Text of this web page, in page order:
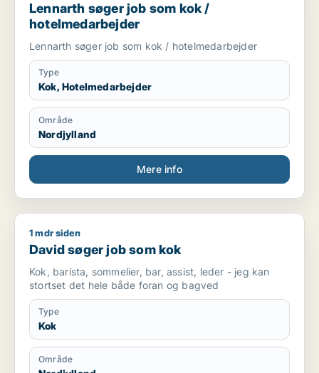
Lennarth søger job som kok /
hotelmedarbejder
Lennarth søger job som kok / hotelmedarbejder
Type
Kok, Hotelmedarbejder
Område
Nordjylland
Mere info
David søger job som kok
1 mdr siden
David søger job som kok
Kok, barista, sommelier, bar, assist, leder - jeg kan
stortset det hele både foran og bagved
Type
Kok
Område